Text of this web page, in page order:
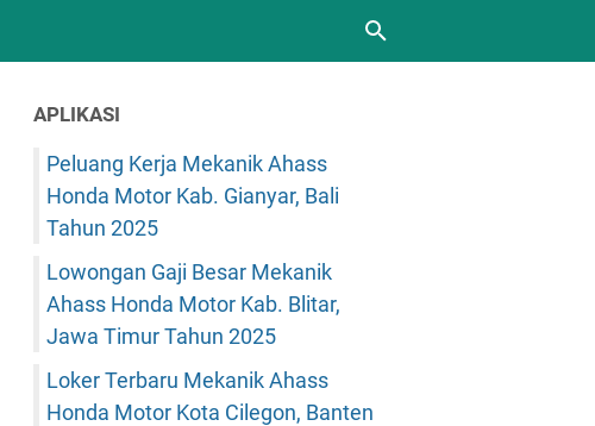
APLIKASI
Peluang Kerja Mekanik Ahass
Honda Motor Kab. Gianyar, Bali
Tahun 2025
Lowongan Gaji Besar Mekanik
Ahass Honda Motor Kab. Blitar,
Jawa Timur Tahun 2025
Loker Terbaru Mekanik Ahass
Honda Motor Kota Cilegon, Banten